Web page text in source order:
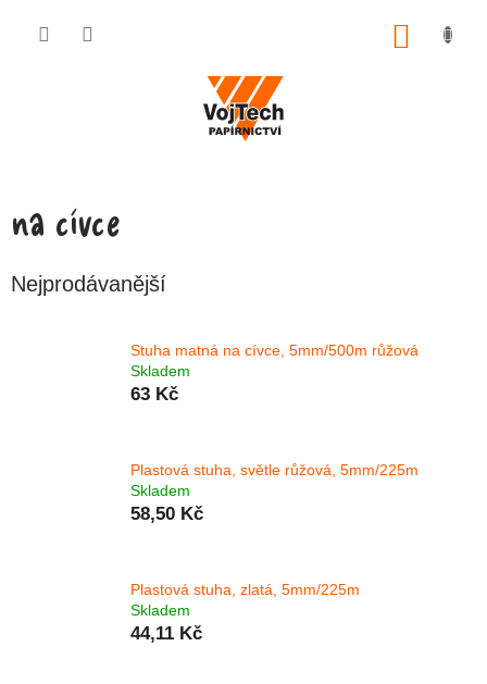
na cívce
Nejprodávanější
Stuha matná na cívce, 5mm/500m růžová
Skladem
63 Kč
Plastová stuha, světle růžová, 5mm/225m
Skladem
58,50 Kč
Plastová stuha, zlatá, 5mm/225m
Skladem
44,11 Kč